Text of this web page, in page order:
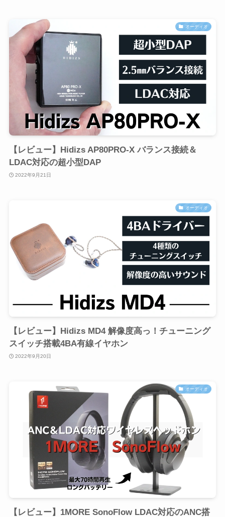
オーディオ
【レビュー】Hidizs AP80PRO-X バランス接続＆
LDAC対応の超小型DAP
2022年9月21日
オーディオ
【レビュー】Hidizs MD4 解像度高っ！チューニング
スイッチ搭載4BA有線イヤホン
2022年9月20日
オーディオ
【レビュー】1MORE SonoFlow LDAC対応のANC搭